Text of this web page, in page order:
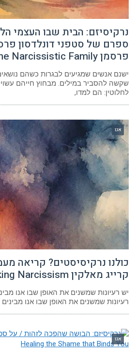
נרקיסיזם: הבית שבו העצמי
ספרם של סטפני דונלדסון
פרסמן The Narcissistic Family
ישנם אנשים שמגיעים לבגרות כשהם
שקשה להסביר במילים. מבחוץ חייהם
לחלוטין: הם למדו,
אגו
כולנו נרקיסיסטים? קריאה
קרייג מאלקין Rethinking Narcissism
יש רעיונות שמשנים את האופן שבו אנו
רעיונות שמשנים את האופן שבו אנו
אגו